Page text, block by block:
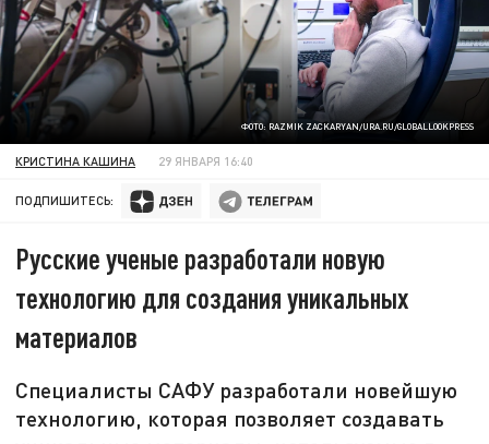
ФОТО: RAZMIK ZACKARYAN/URA.RU/GLOBALLOOKPRESS
КРИСТИНА КАШИНА 29 ЯНВАРЯ 16:40
ПОДПИШИТЕСЬ:
Русские ученые разработали новую
технологию для создания уникальных
материалов
Специалисты САФУ разработали новейшую
технологию, которая позволяет создавать